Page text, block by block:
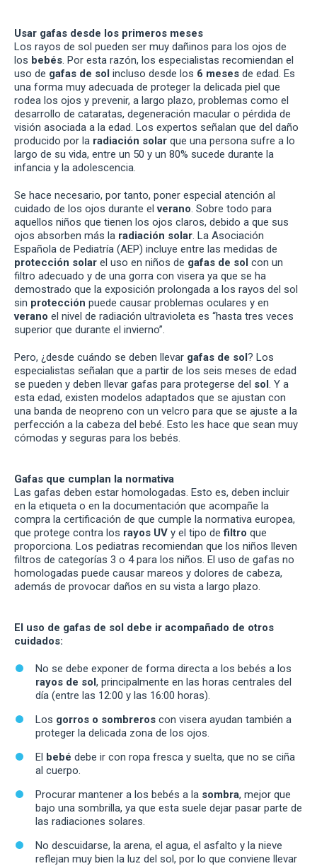
Usar gafas desde los primeros meses
Los rayos de sol pueden ser muy dañinos para los ojos de
los bebés. Por esta razón, los especialistas recomiendan el
uso de gafas de sol incluso desde los 6 meses de edad. Es
una forma muy adecuada de proteger la delicada piel que
rodea los ojos y prevenir, a largo plazo, problemas como el
desarrollo de cataratas, degeneración macular o pérdida de
visión asociada a la edad. Los expertos señalan que del daño
producido por la radiación solar que una persona sufre a lo
largo de su vida, entre un 50 y un 80% sucede durante la
infancia y la adolescencia.
Se hace necesario, por tanto, poner especial atención al
cuidado de los ojos durante elverano. Sobre todo para
aquellos niños que tienen los ojos claros, debido a que sus
ojos absorben más la radiación solar. La Asociación
Española de Pediatría (AEP) incluye entre las medidas de
protección solar el uso en niños de gafas de sol con un
filtro adecuado y de una gorra con visera ya que se ha
demostrado que la exposición prolongada a los rayos del sol
sin protección puede causar problemas oculares y en
verano el nivel de radiación ultravioleta es “hasta tres veces
superior que durante el invierno”.
Pero, ¿desde cuándo se deben llevar gafas de sol? Los
especialistas señalan que a partir de los seis meses de edad
se pueden y deben llevar gafas para protegerse del sol. Y a
esta edad, existen modelos adaptados que se ajustan con
una banda de neopreno con un velcro para que se ajuste a la
perfección a la cabeza del bebé. Esto les hace que sean muy
cómodas y seguras para los bebés.
Gafas que cumplan la normativa
Las gafas deben estar homologadas. Esto es, deben incluir
en la etiqueta o en la documentación que acompañe la
compra la certificación de que cumple la normativa europea,
que protege contra los rayos UV y el tipo defiltro que
proporciona. Los pediatras recomiendan que los niños lleven
filtros de categorías 3 o 4 para los niños. El uso de gafas no
homologadas puede causar mareos y dolores de cabeza,
además de provocar daños en su vista a largo plazo.
El uso de gafas de sol debe ir acompañado de otros
cuidados:
No se debe exponer de forma directa a los bebés a los
rayos de sol, principalmente en las horas centrales del
día (entre las 12:00 y las 16:00 horas).
Los gorros o sombreros con visera ayudan también a
proteger la delicada zona de los ojos.
El bebé debe ir con ropa fresca y suelta, que no se ciña
al cuerpo.
Procurar mantener a los bebés a la sombra, mejor que
bajo una sombrilla, ya que esta suele dejar pasar parte de
las radiaciones solares.
No descuidarse, la arena, el agua, el asfalto y la nieve
reflejan muy bien la luz del sol, por lo que conviene llevar